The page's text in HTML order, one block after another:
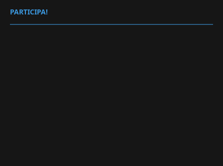
PARTICIPA!